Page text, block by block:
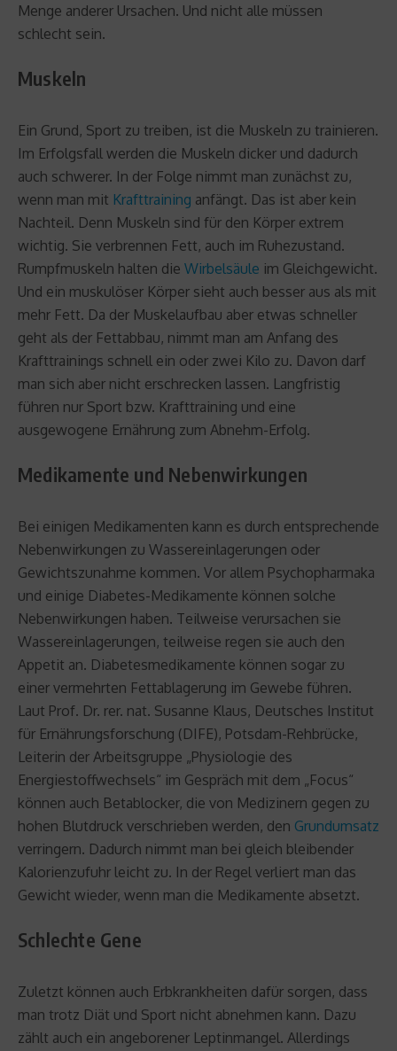
Menge anderer Ursachen. Und nicht alle müssen
schlecht sein.
Muskeln
Ein Grund, Sport zu treiben, ist die Muskeln zu trainieren.
Im Erfolgsfall werden die Muskeln dicker und dadurch
auch schwerer. In der Folge nimmt man zunächst zu,
wenn man mit Krafttraining anfängt. Das ist aber kein
Nachteil. Denn Muskeln sind für den Körper extrem
wichtig. Sie verbrennen Fett, auch im Ruhezustand.
Rumpfmuskeln halten die Wirbelsäule im Gleichgewicht.
Und ein muskulöser Körper sieht auch besser aus als mit
mehr Fett. Da der Muskelaufbau aber etwas schneller
geht als der Fettabbau, nimmt man am Anfang des
Krafttrainings schnell ein oder zwei Kilo zu. Davon darf
man sich aber nicht erschrecken lassen. Langfristig
führen nur Sport bzw. Krafttraining und eine
ausgewogene Ernährung zum Abnehm-Erfolg.
Medikamente und Nebenwirkungen
Bei einigen Medikamenten kann es durch entsprechende
Nebenwirkungen zu Wassereinlagerungen oder
Gewichtszunahme kommen. Vor allem Psychopharmaka
und einige Diabetes-Medikamente können solche
Nebenwirkungen haben. Teilweise verursachen sie
Wassereinlagerungen, teilweise regen sie auch den
Appetit an. Diabetesmedikamente können sogar zu
einer vermehrten Fettablagerung im Gewebe führen.
Laut Prof. Dr. rer. nat. Susanne Klaus, Deutsches Institut
für Ernährungsforschung (DIFE), Potsdam-Rehbrücke,
Leiterin der Arbeitsgruppe „Physiologie des
Energiestoffwechsels“ im Gespräch mit dem „Focus“
können auch Betablocker, die von Medizinern gegen zu
hohen Blutdruck verschrieben werden, den Grundumsatz
verringern. Dadurch nimmt man bei gleich bleibender
Kalorienzufuhr leicht zu. In der Regel verliert man das
Gewicht wieder, wenn man die Medikamente absetzt.
Schlechte Gene
Zuletzt können auch Erbkrankheiten dafür sorgen, dass
man trotz Diät und Sport nicht abnehmen kann. Dazu
zählt auch ein angeborener Leptinmangel. Allerdings